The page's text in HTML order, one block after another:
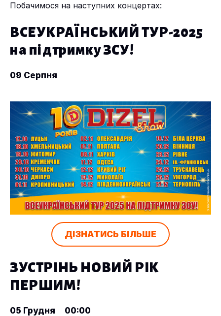
Побачимося на наступних концертах:
ВСЕУКРАЇНСЬКИЙ ТУР-2025
на підтримку ЗСУ!
09 Серпня
ДІЗНАТИСЬ БІЛЬШЕ
ЗУСТРІНЬ НОВИЙ РІК
ПЕРШИМ!
05 Грудня 00:00